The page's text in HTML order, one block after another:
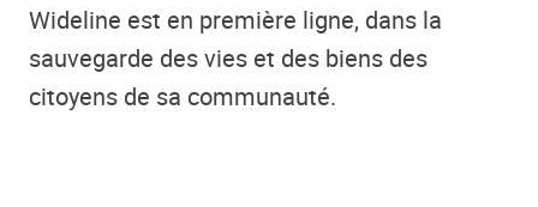
Wideline est en première ligne, dans la
sauvegarde des vies et des biens des
citoyens de sa communauté.